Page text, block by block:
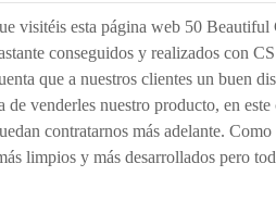
visitéis esta página web 50 Beautiful
conseguidos y realizados con
que a nuestros clientes un buen
de venderles nuestro producto, en
contratarnos más adelante.
limpios y más desarrollados pero